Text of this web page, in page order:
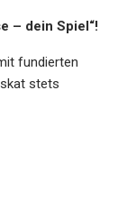
– dein Spiel“!
fundierten
stets